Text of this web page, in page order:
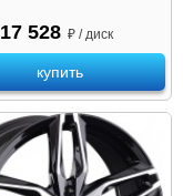
17 528 ₽ / диск
купить